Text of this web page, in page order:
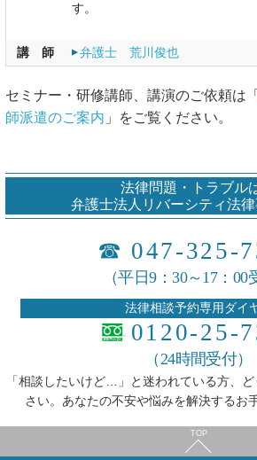
す。
講 師 弁護士 荒川俊也
セミナー・研修講師、講演のご依頼は「
師派遣のご案内 」をご覧ください。
法律問題・トラブル
弁護士法人リバーシティ法律
☎ 047-325-
（平日9：30～17：00
法律相談予約専用ダイ
0120-25-
（24時間受付）
「相談したいけど…」と迷われている方、
さい。あなたの不安や悩みを解決するお
TOP